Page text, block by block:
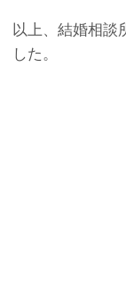
以上、結婚相談
した。